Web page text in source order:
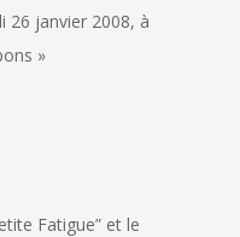
26 janvier 2008, à
»
Fatigue” et le